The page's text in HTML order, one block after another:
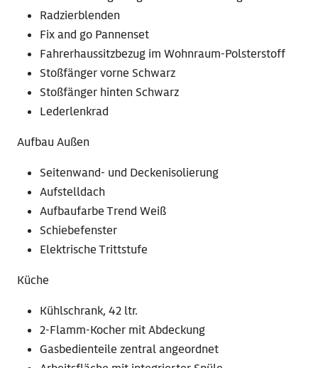
Radzierblenden
Fix and go Pannenset
Fahrerhaussitzbezug im Wohnraum-Polsterstoff
Stoßfänger vorne Schwarz
Stoßfänger hinten Schwarz
Lederlenkrad
Aufbau Außen
Seitenwand- und Deckenisolierung
Aufstelldach
Aufbaufarbe Trend Weiß
Schiebefenster
Elektrische Trittstufe
Küche
Kühlschrank, 42 ltr.
2-Flamm-Kocher mit Abdeckung
Gasbedienteile zentral angeordnet